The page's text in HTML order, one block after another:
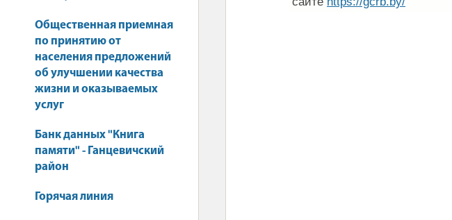
Общественная приемная
по принятию от
населения предложений
об улучшении качества
жизни и оказываемых
услуг
Банк данных "Книга
памяти" - Ганцевичский
район
Горячая линия